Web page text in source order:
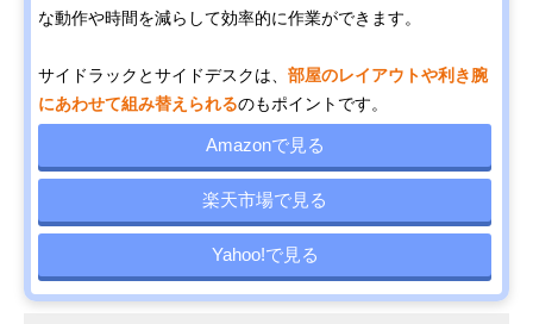
な動作や時間を減らして効率的に作業ができます。
サイドラックとサイドデスクは、 部屋のレイアウトや利き腕
にあわせて組み替えられるのもポイントです。
Amazonで見る
楽天市場で見る
Yahoo!で見る